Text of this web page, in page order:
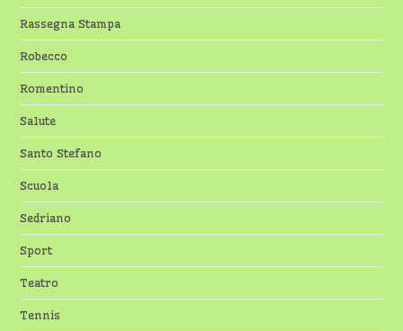
Rassegna Stampa
Robecco
Romentino
Salute
Santo Stefano
Scuola
Sedriano
Sport
Teatro
Tennis